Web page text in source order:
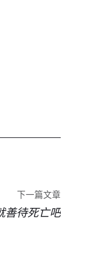
下一篇文章
善待死亡吧